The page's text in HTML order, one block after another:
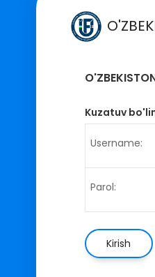
Kuzatuv
Username:
Parol: